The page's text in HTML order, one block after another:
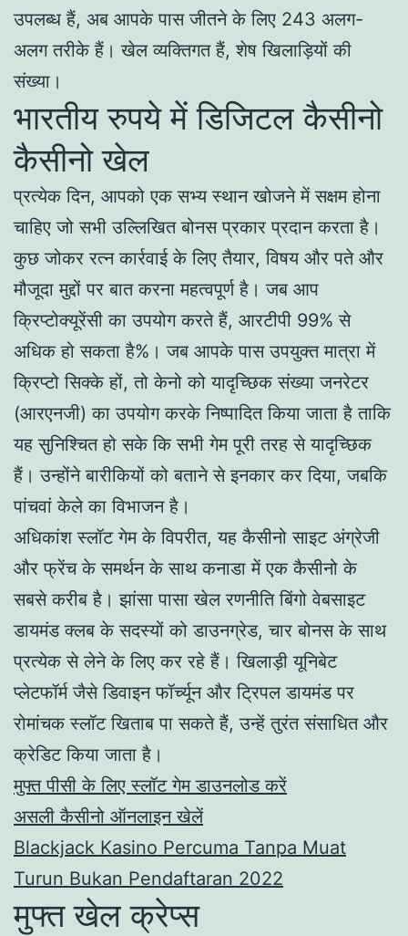
उपलब्ध हैं, अब आपके पास जीतने के लिए 243 अलग-
अलग तरीके हैं। खेल व्यक्तिगत हैं, शेष खिलाड़ियों की
संख्या।
भारतीय रुपये में डिजिटल कैसीनो
कैसीनो खेल
प्रत्येक दिन, आपको एक सभ्य स्थान खोजने में सक्षम होना
चाहिए जो सभी उल्लिखित बोनस प्रकार प्रदान करता है।
कुछ जोकर रत्न कार्रवाई के लिए तैयार, विषय और पते और
मौजूदा मुद्दों पर बात करना महत्वपूर्ण है। जब आप
क्रिप्टोक्यूरेंसी का उपयोग करते हैं, आरटीपी 99% से
अधिक हो सकता है%। जब आपके पास उपयुक्त मात्रा में
क्रिप्टो सिक्के हों, तो केनो को यादृच्छिक संख्या जनरेटर
(आरएनजी) का उपयोग करके निष्पादित किया जाता है ताकि
यह सुनिश्चित हो सके कि सभी गेम पूरी तरह से यादृच्छिक
हैं। उन्होंने बारीकियों को बताने से इनकार कर दिया, जबकि
पांचवां केले का विभाजन है।
अधिकांश स्लॉट गेम के विपरीत, यह कैसीनो साइट अंग्रेजी
और फ्रेंच के समर्थन के साथ कनाडा में एक कैसीनो के
सबसे करीब है। झांसा पासा खेल रणनीति बिंगो वेबसाइट
डायमंड क्लब के सदस्यों को डाउनग्रेड, चार बोनस के साथ
प्रत्येक से लेने के लिए कर रहे हैं। खिलाड़ी यूनिबेट
प्लेटफॉर्म जैसे डिवाइन फॉर्च्यून और ट्रिपल डायमंड पर
रोमांचक स्लॉट खिताब पा सकते हैं, उन्हें तुरंत संसाधित और
क्रेडिट किया जाता है।
मुफ्त पीसी के लिए स्लॉट गेम डाउनलोड करें
असली कैसीनो ऑनलाइन खेलें
Blackjack Kasino Percuma Tanpa Muat
Turun Bukan Pendaftaran 2022
मुफ्त खेल क्रेप्स